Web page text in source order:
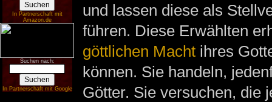
In Partnerschaft mit
Amazon.de
Suchen nach:
In Partnerschaft mit Google
und lassen diese als
führen. Diese Erwählten
göttlichen Machtihres
können. Sie handeln,
Götter. Sie versuchen, die